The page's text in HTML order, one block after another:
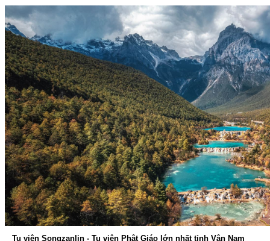
Tu viện Songzanlin - Tu viện Phật Giáo lớn nhất tỉnh Vân Nam